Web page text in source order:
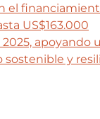
el
US$163.000
apoyando
sostenible y